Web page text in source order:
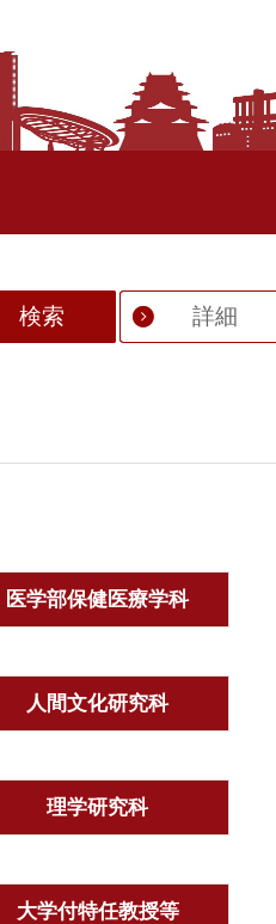
検索 詳細
医学部保健医療学科
人間文化研究科
理学研究科
大学付特任教授等